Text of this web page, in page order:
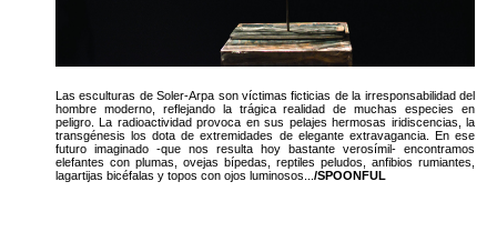
Las esculturas de Soler-Arpa son víctimas ficticias de la irresponsabilidad del
hombre moderno, reflejando la trágica realidad de muchas especies en
peligro. La radioactividad provoca en sus pelajes hermosas iridiscencias, la
transgénesis los dota de extremidades de elegante extravagancia. En ese
futuro imaginado -que nos resulta hoy bastante verosímil- encontramos
elefantes con plumas, ovejas bípedas, reptiles peludos, anfibios rumiantes,
lagartijas bicéfalas y topos con ojos luminosos... /SPOONFUL